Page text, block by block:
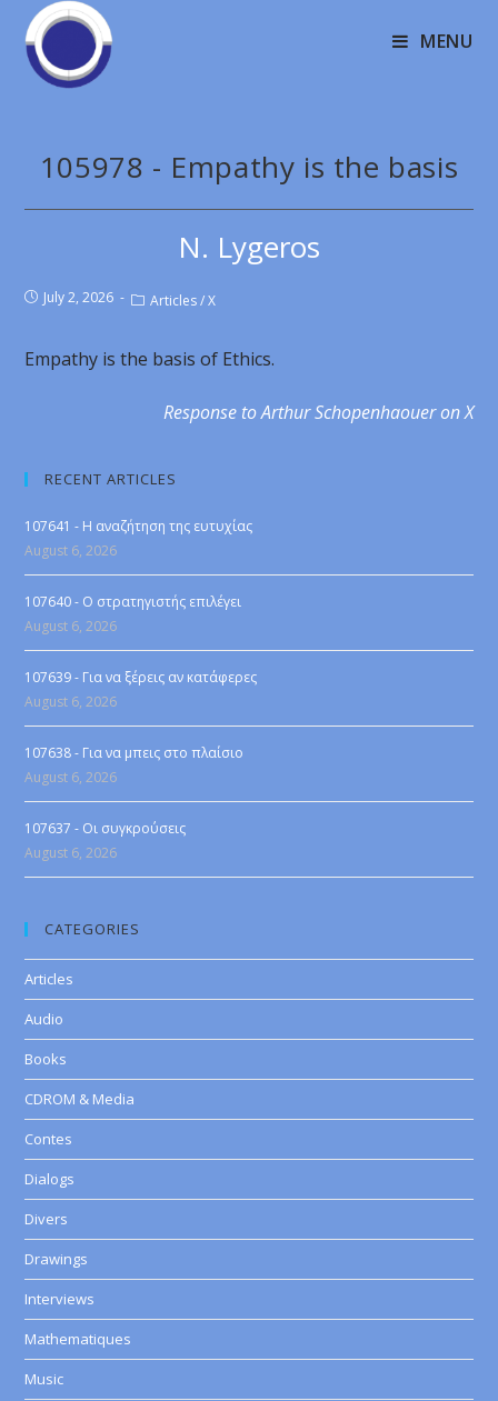
MENU
105978 - Empathy is the basis
N. Lygeros
July 2, 2026 Articles / X
Empathy is the basis of Ethics.
Response to Arthur Schopenhaouer on X
RECENT ARTICLES
107641 - Η αναζήτηση της ευτυχίας
August 6, 2026
107640 - Ο στρατηγιστής επιλέγει
August 6, 2026
107639 - Για να ξέρεις αν κατάφερες
August 6, 2026
107638 - Για να μπεις στο πλαίσιο
August 6, 2026
107637 - Οι συγκρούσεις
August 6, 2026
CATEGORIES
Articles
Audio
Books
CDROM & Media
Contes
Dialogs
Divers
Drawings
Interviews
Mathematiques
Music